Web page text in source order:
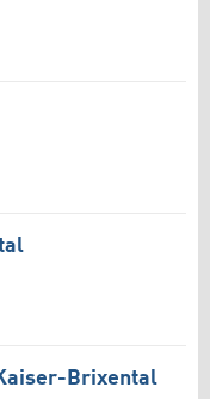
Brixental